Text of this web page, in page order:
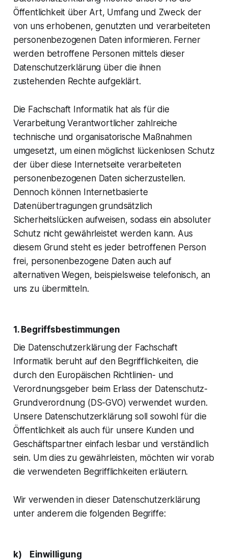
Öffentlichkeit über Art, Umfang und Zweck der
von uns erhobenen, genutzten und verarbeiteten
personenbezogenen Daten informieren. Ferner
werden betroffene Personen mittels dieser
Datenschutzerklärung über die ihnen
zustehenden Rechte aufgeklärt.
Die Fachschaft Informatik hat als für die
Verarbeitung Verantwortlicher zahlreiche
technische und organisatorische Maßnahmen
umgesetzt, um einen möglichst lückenlosen Schutz
der über diese Internetseite verarbeiteten
personenbezogenen Daten sicherzustellen.
Dennoch können Internetbasierte
Datenübertragungen grundsätzlich
Sicherheitslücken aufweisen, sodass ein absoluter
Schutz nicht gewährleistet werden kann. Aus
diesem Grund steht es jeder betroffenen Person
frei, personenbezogene Daten auch auf
alternativen Wegen, beispielsweise telefonisch, an
uns zu übermitteln.
1. Begriffsbestimmungen
Die Datenschutzerklärung der Fachschaft
Informatik beruht auf den Begrifflichkeiten, die
durch den Europäischen Richtlinien- und
Verordnungsgeber beim Erlass der Datenschutz-
Grundverordnung (DS-GVO) verwendet wurden.
Unsere Datenschutzerklärung soll sowohl für die
Öffentlichkeit als auch für unsere Kunden und
Geschäftspartner einfach lesbar und verständlich
sein. Um dies zu gewährleisten, möchten wir vorab
die verwendeten Begrifflichkeiten erläutern.
Wir verwenden in dieser Datenschutzerklärung
unter anderem die folgenden Begriffe:
k) Einwilligung